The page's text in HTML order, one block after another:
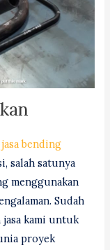
jasa bending
salah satunya
menggunakan
Sudah
jasa kami untuk
proyek